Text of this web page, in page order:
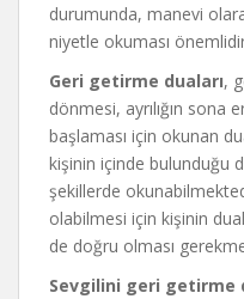
durumunda, manevi
niyetle okuması
Geri getirme duaları,
dönmesi, ayrılığın sona
başlaması için okunan
kişinin içinde bulunduğu
şekillerde
olabilmesi için kişinin
de doğru olması
Sevgilini geri getirme